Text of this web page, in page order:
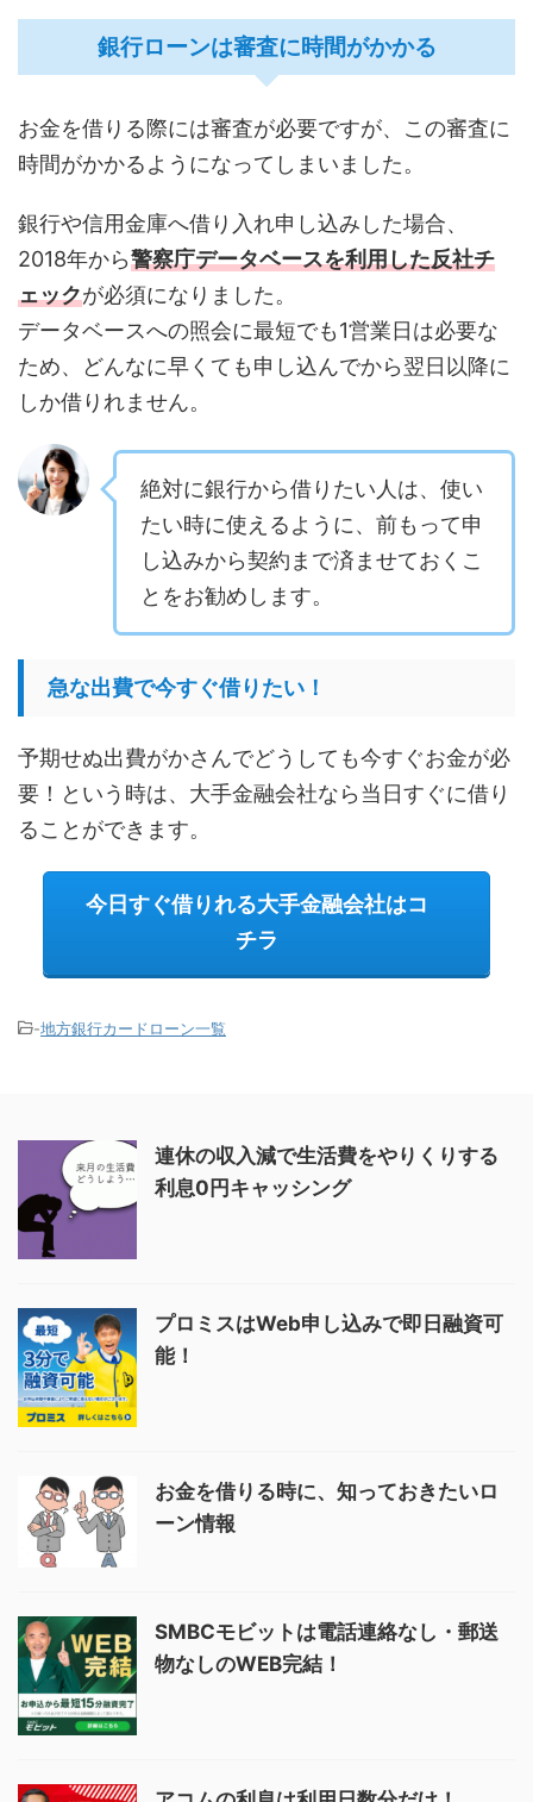
銀行ローンは審査に時間がかかる
お金を借りる際には審査が必要ですが、この審査に
時間がかかるようになってしまいました。
銀行や信用金庫へ借り入れ申し込みした場合、
2018年から警察庁データベースを利用した反社チ
ェックが必須になりました。
データベースへの照会に最短でも1営業日は必要な
ため、どんなに早くても申し込んでから翌日以降に
しか借りれません。
絶対に銀行から借りたい人は、使い
たい時に使えるように、前もって申
し込みから契約まで済ませておくこ
とをお勧めします。
急な出費で今すぐ借りたい！
予期せぬ出費がかさんでどうしても今すぐお金が必
要！という時は、大手金融会社なら当日すぐに借り
ることができます。
今日すぐ借りれる大手金融会社はコ
チラ
-地方銀行カードローン一覧
連休の収入減で生活費をやりくりする
利息0円キャッシング
プロミスはWeb申し込みで即日融資可
能！
お金を借りる時に、知っておきたいロ
ーン情報
SMBCモビットは電話連絡なし・郵送
物なしのWEB完結！